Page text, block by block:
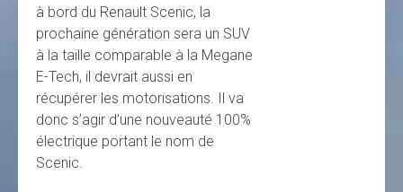
à bord du Renault Scenic, la
prochaine génération sera un SUV
à la taille comparable à la Megane
E-Tech, il devrait aussi en
récupérer les motorisations. Il va
donc s’agir d’une nouveauté 100%
électrique portant le nom de
Scenic.